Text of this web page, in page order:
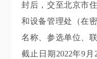
封后，交至北京市
和设备管理处（在
名称、参选单位、
截止日期2022年9